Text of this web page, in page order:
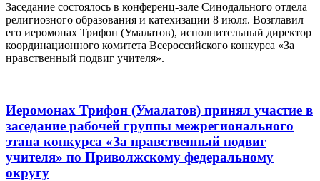
Заседание состоялось в конференц-зале Синодального отдела
религиозного образования и катехизации 8 июля. Возглавил
его иеромонах Трифон (Умалатов), исполнительный директор
координационного комитета Всероссийского конкурса «За
нравственный подвиг учителя».
Иеромонах Трифон (Умалатов) принял участие в
заседание рабочей группы межрегионального
этапа конкурса «За нравственный подвиг
учителя» по Приволжскому федеральному
округу